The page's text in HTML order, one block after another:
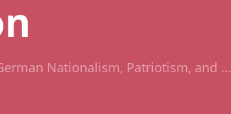
Nationalism, Patriotism, and …